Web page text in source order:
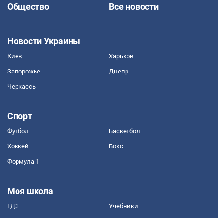
Общество Все новости
Новости Украины
Киев Харьков
Запорожье Днепр
Черкассы
Спорт
Футбол Баскетбол
Хоккей Бокс
Формула-1
Моя школа
ГДЗ Учебники